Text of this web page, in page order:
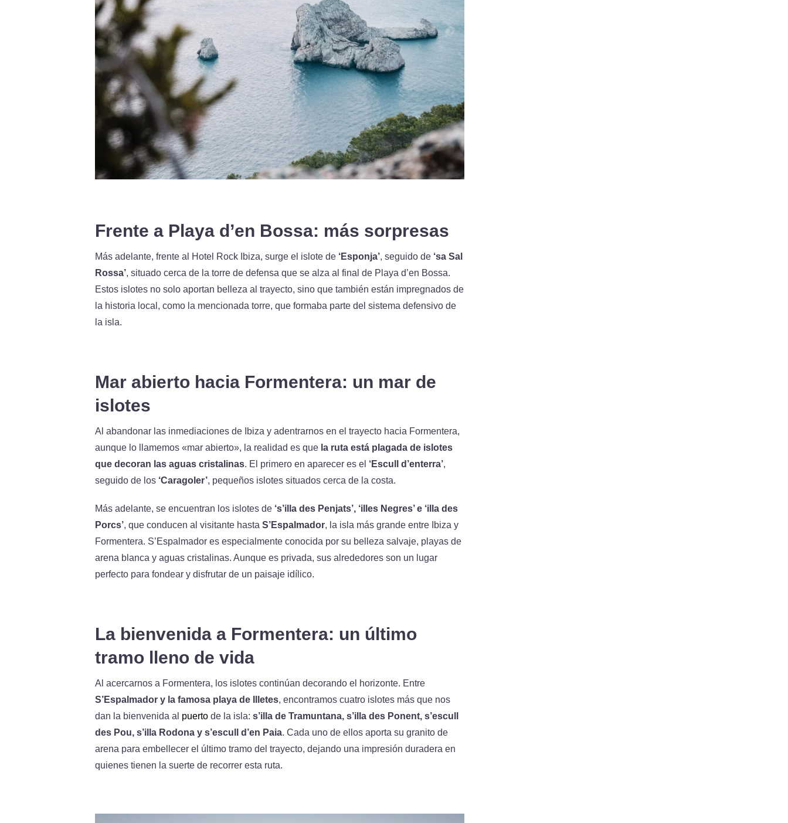
Frente a Playa d’en Bossa: más sorpresas
Más adelante, frente al Hotel Rock Ibiza, surge el islote de ‘Esponja’, seguido de ‘sa Sal
Rossa’, situado cerca de la torre de defensa que se alza al final de Playa d’en Bossa.
Estos islotes no solo aportan belleza al trayecto, sino que también están impregnados de
la historia local, como la mencionada torre, que formaba parte del sistema defensivo de
la isla.
Mar abierto hacia Formentera: un mar de
islotes
Al abandonar las inmediaciones de Ibiza y adentrarnos en el trayecto hacia Formentera,
aunque lo llamemos «mar abierto», la realidad es que la ruta está plagada de islotes
que decoran las aguas cristalinas. El primero en aparecer es el ‘Escull d’enterra’,
seguido de los ‘Caragoler’, pequeños islotes situados cerca de la costa.
Más adelante, se encuentran los islotes de ‘s’illa des Penjats’, ‘illes Negres’ e ‘illa des
Porcs’, que conducen al visitante hasta S’Espalmador, la isla más grande entre Ibiza y
Formentera. S’Espalmador es especialmente conocida por su belleza salvaje, playas de
arena blanca y aguas cristalinas. Aunque es privada, sus alrededores son un lugar
perfecto para fondear y disfrutar de un paisaje idílico.
La bienvenida a Formentera: un último
tramo lleno de vida
Al acercarnos a Formentera, los islotes continúan decorando el horizonte. Entre
S’Espalmador y la famosa playa de Illetes, encontramos cuatro islotes más que nos
dan la bienvenida al puerto de la isla: s’illa de Tramuntana, s’illa des Ponent, s’escull
des Pou, s’illa Rodona y s’escull d’en Paia. Cada uno de ellos aporta su granito de
arena para embellecer el último tramo del trayecto, dejando una impresión duradera en
quienes tienen la suerte de recorrer esta ruta.